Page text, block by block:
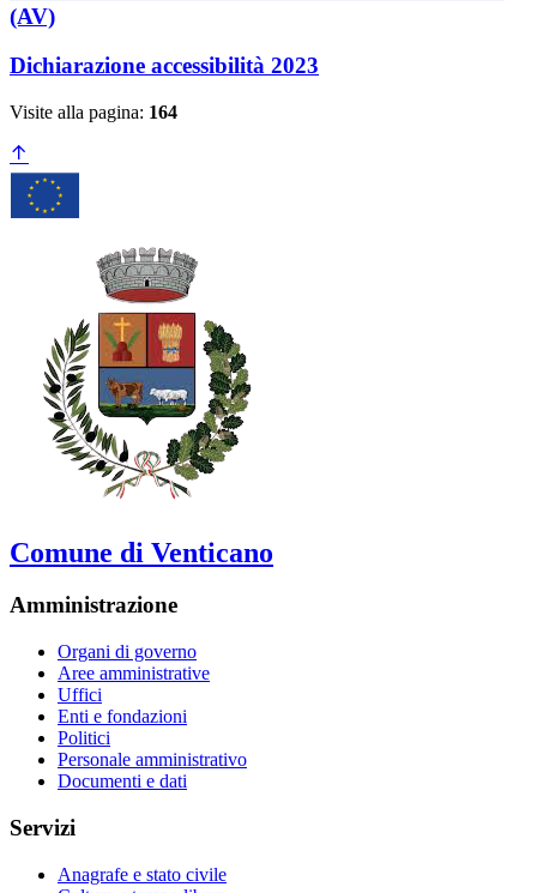
(AV)
Dichiarazione accessibilità 2023
Visite alla pagina: 164
Comune di Venticano
Amministrazione
Organi di governo
Aree amministrative
Uffici
Enti e fondazioni
Politici
Personale amministrativo
Documenti e dati
Servizi
Anagrafe e stato civile